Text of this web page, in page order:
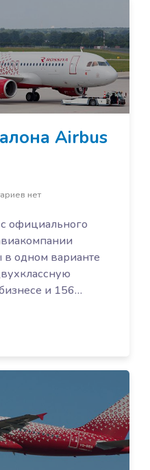
Airbus
нет
официального
в одном варианте
и 156…